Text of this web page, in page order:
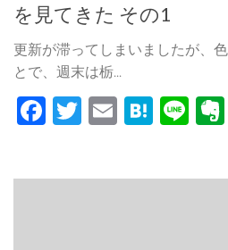
を見てきた その1
更新が滞ってしまいましたが、
とで、週末は栃...
Facebook
Twitter
Email